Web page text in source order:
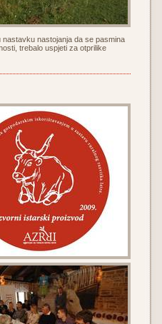
nastojanja da se pasmina
trebalo uspjeti za otprilike